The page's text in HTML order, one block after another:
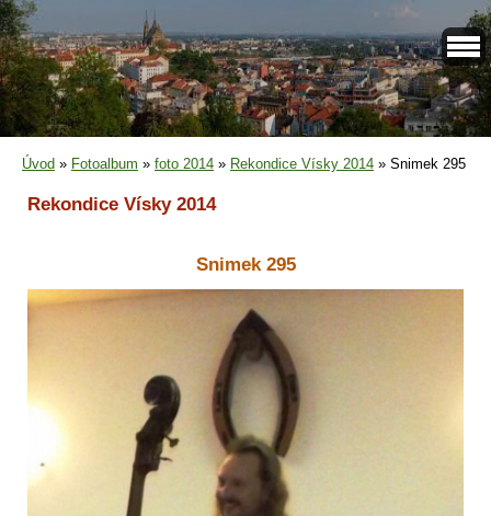
Úvod » Fotoalbum » foto 2014 » Rekondice Vísky 2014 » Snimek 295
Rekondice Vísky 2014
Snimek 295